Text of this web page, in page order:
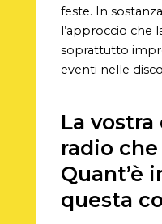
feste. In
l’approccio che
soprattutto
eventi nelle
La
radio
Quant’è
questa